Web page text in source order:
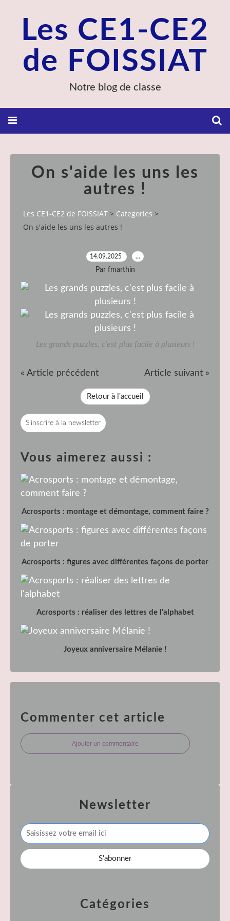
Les CE1-CE2
de FOISSIAT
Notre blog de classe
On s'aide les uns les
autres !
Les CE1-CE2 de FOISSIAT > Categories >
On s'aide les uns les autres !
14.09.2025 …
Par fmarthin
Les grands puzzles, c'est plus facile à plusieurs !
« Article précédent Article suivant »
Retour à l'accueil
S'inscrire à la newsletter
Vous aimerez aussi :
Acrosports : montage et démontage, comment faire ?
Acrosports : figures avec différentes façons de porter
Acrosports : réaliser des lettres de l'alphabet
Joyeux anniversaire Mélanie !
Commenter cet article
Ajouter un commentaire
Newsletter
Catégories